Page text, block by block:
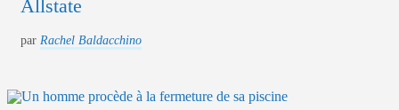
Obtenir une soumission
Allstate
par Rachel Baldacchino